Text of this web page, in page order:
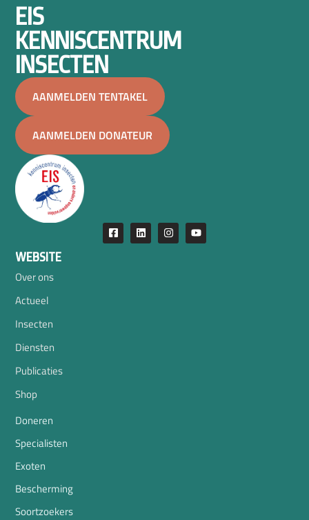
EIS
KENNISCENTRUM
INSECTEN
AANMELDEN TENTAKEL
AANMELDEN DONATEUR
WEBSITE
Over ons
Actueel
Insecten
Diensten
Publicaties
Shop
Doneren
Specialisten
Exoten
Bescherming
Soortzoekers